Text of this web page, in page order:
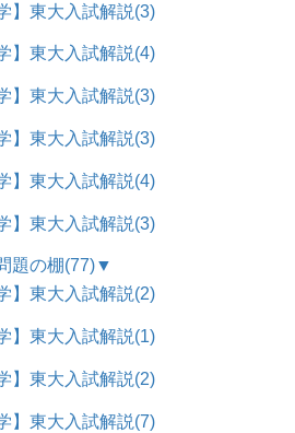
】東大入試解説(3)
】東大入試解説(4)
】東大入試解説(3)
】東大入試解説(3)
】東大入試解説(4)
】東大入試解説(3)
題の棚(77)▼
】東大入試解説(2)
】東大入試解説(1)
】東大入試解説(2)
】東大入試解説(7)